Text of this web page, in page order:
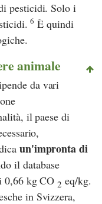
pesticidi. Solo i
6 È quindi
animale
da vari
il paese di
un'impronta di
il database
0,66 kg CO2 eq/kg.
in Svizzera,